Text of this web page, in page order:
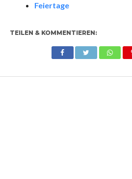
Feiertage
TEILEN & KOMMENTIEREN: